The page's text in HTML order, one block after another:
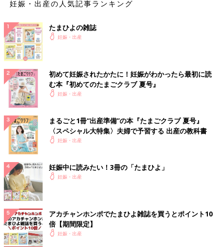
妊娠・出産の人気記事ランキング
たまひよの雑誌
妊娠・出産
初めて妊娠されたかたに！妊娠がわかったら最初に読
む本『初めてのたまごクラブ 夏号』
妊娠・出産
まるごと1冊“出産準備”の本『たまごクラブ 夏号』
〈スペシャル大特集〉夫婦で予習する 出産の教科書
妊娠・出産
妊娠中に読みたい！3冊の「たまひよ」
妊娠・出産
アカチャンホンポでたまひよ雑誌を買うとポイント10
倍【期間限定】
妊娠・出産